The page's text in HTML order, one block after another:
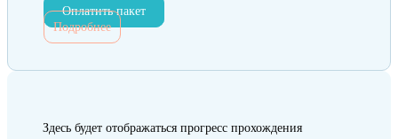
Оплатить пакет
Подробнее
Здесь будет отображаться прогресс прохождения